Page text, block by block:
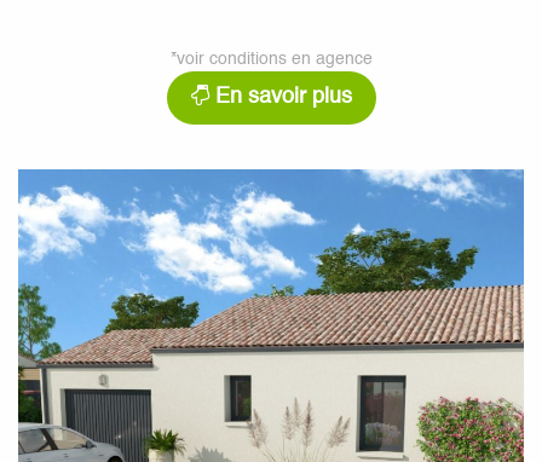
*voir conditions en agence
En savoir plus